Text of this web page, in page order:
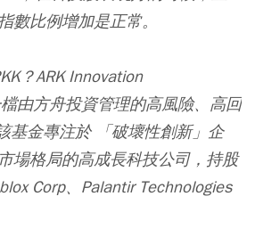
數比例增加是正常。
？ARK Innovation
檔由方舟投資管理的高風險、高回
基金專注於 「破壞性創新」企
場格局的高成長科技公司，持股
Corp、Palantir Technologies